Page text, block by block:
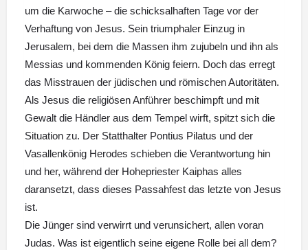
um die Karwoche – die schicksalhaften Tage vor der
Verhaftung von Jesus. Sein triumphaler Einzug in
Jerusalem, bei dem die Massen ihm zujubeln und ihn als
Messias und kommenden König feiern. Doch das erregt
das Misstrauen der jüdischen und römischen Autoritäten.
Als Jesus die religiösen Anführer beschimpft und mit
Gewalt die Händler aus dem Tempel wirft, spitzt sich die
Situation zu. Der Statthalter Pontius Pilatus und der
Vasallenkönig Herodes schieben die Verantwortung hin
und her, während der Hohepriester Kaiphas alles
daransetzt, dass dieses Passahfest das letzte von Jesus
ist.
Die Jünger sind verwirrt und verunsichert, allen voran
Judas. Was ist eigentlich seine eigene Rolle bei all dem?